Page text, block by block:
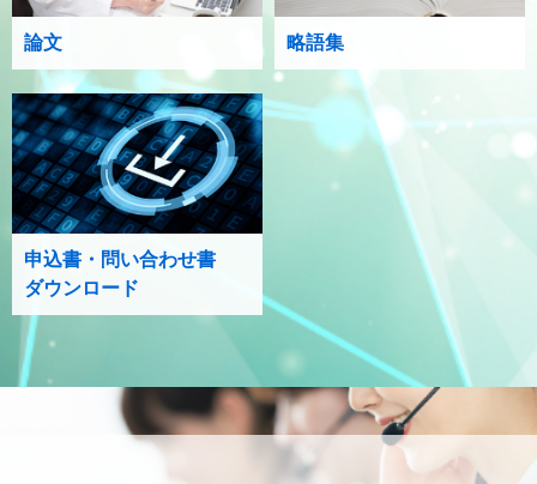
論文 略語集
申込書・問い合わせ書
ダウンロード